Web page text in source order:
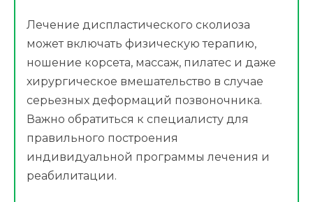
Лечение диспластического сколиоза
может включать физическую терапию,
ношение корсета, массаж, пилатес и даже
хирургическое вмешательство в случае
серьезных деформаций позвоночника.
Важно обратиться к специалисту для
правильного построения
индивидуальной программы лечения и
реабилитации.